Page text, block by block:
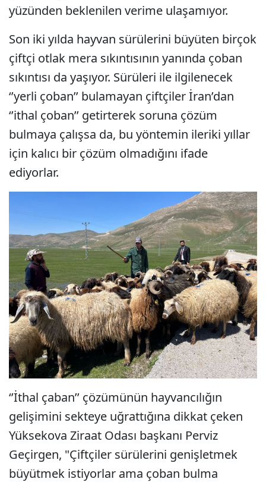
yüzünden beklenilen verime ulaşamıyor.
Son iki yılda hayvan sürülerini büyüten birçok
çiftçi otlak mera sıkıntısının yanında çoban
sıkıntısı da yaşıyor. Sürüleri ile ilgilenecek
‘’yerli çoban’’ bulamayan çiftçiler İran’dan
‘’ithal çoban’’ getirterek soruna çözüm
bulmaya çalışsa da, bu yöntemin ileriki yıllar
için kalıcı bir çözüm olmadığını ifade
ediyorlar.
‘’İthal çaban’’ çözümünün hayvancılığın
gelişimini sekteye uğrattığına dikkat çeken
Yüksekova Ziraat Odası başkanı Perviz
Geçirgen, "Çiftçiler sürülerini genişletmek
büyütmek istiyorlar ama çoban bulma